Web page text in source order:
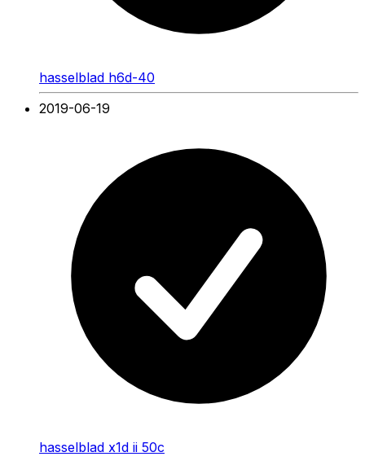
hasselblad h6d-40
2019-06-19
hasselblad x1d ii 50c